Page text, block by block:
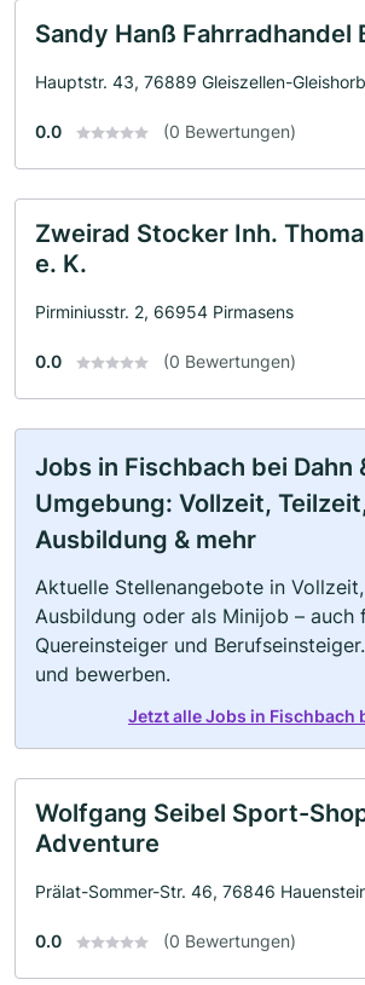
Sandy Hanß Fahrradhandel
Hauptstr. 43, 76889 Gleiszellen-
0.0 (0 Bewertungen)
Zweirad Stocker Inh.
e. K.
Pirminiusstr. 2, 66954 Pirmasens
0.0 (0 Bewertungen)
Jobs in Fischbach bei Dahn
Umgebung: Vollzeit,
Ausbildung & mehr
Aktuelle Stellenangebote in
Ausbildung oder als Minijob – auch
Quereinsteiger und
und bewerben.
Jetzt alle Jobs in Fischbach
Wolfgang Seibel Sport-
Adventure
Prälat-Sommer-Str. 46, 76846
0.0 (0 Bewertungen)